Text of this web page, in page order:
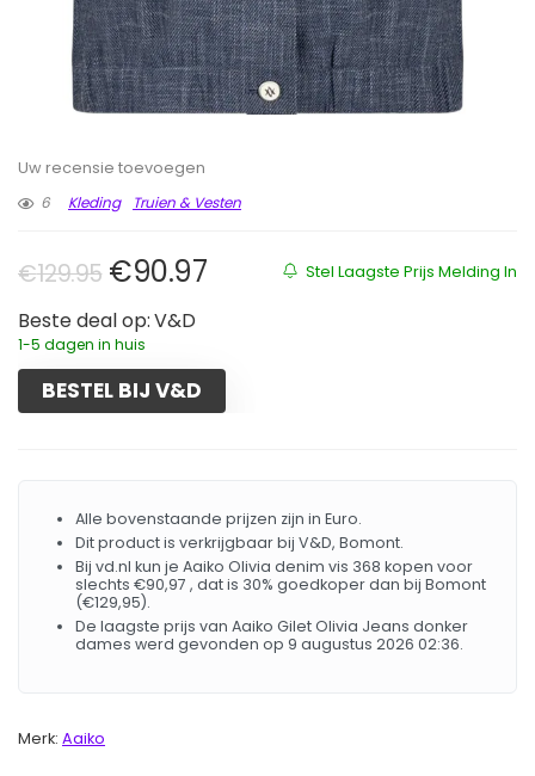
Uw recensie toevoegen
6
Kleding Truien & Vesten
Stel Laagste Prijs Melding In
€129.95 Oorspronkelijke prijs was:
€90.97Huidige prijs is: €90.97.
Beste deal op: V&D
1-5 dagen in huis
BESTEL BIJ V&D
Alle bovenstaande prijzen zijn in Euro.
Dit product is verkrijgbaar bij V&D, Bomont.
Bij vd.nl kun je Aaiko Olivia denim vis 368 kopen voor
slechts €90,97 , dat is 30% goedkoper dan bij Bomont
(€129,95).
De laagste prijs van Aaiko Gilet Olivia Jeans donker
dames werd gevonden op 9 augustus 2026 02:36.
Merk: Aaiko